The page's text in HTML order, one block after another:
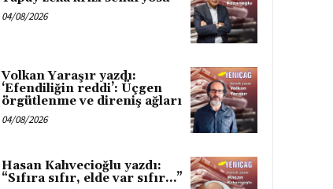
04/08/2026
Volkan Yaraşır yazdı:
‘Efendiliğin reddi’: Üçgen
örgütlenme ve direniş ağları
04/08/2026
Hasan Kahvecioğlu yazdı:
“Sıfıra sıfır, elde var sıfır…”